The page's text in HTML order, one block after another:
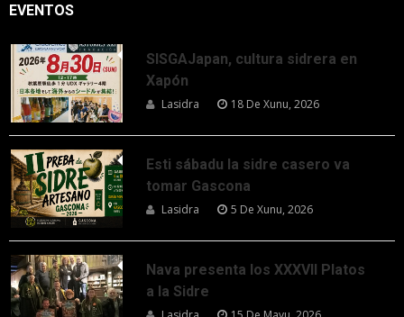
EVENTOS
SISGAJapan, cultura sidrera en
Xapón
Lasidra 18 De Xunu, 2026
Esti sábadu la sidre casero va
tomar Gascona
Lasidra 5 De Xunu, 2026
Nava presenta los XXXVII Platos
a la Sidre